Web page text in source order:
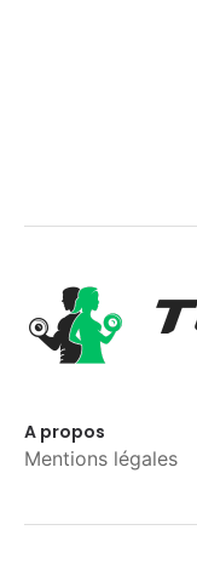
A propos
Mentions légales